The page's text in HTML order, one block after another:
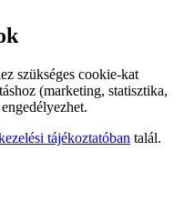
szükséges cookie-kat
(marketing, statisztika,
tájékoztatóban talál.